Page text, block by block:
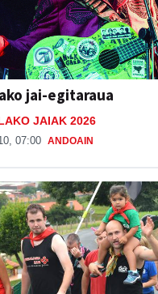
jai-egitaraua
JAIAK 2026
07:00 ANDOAIN